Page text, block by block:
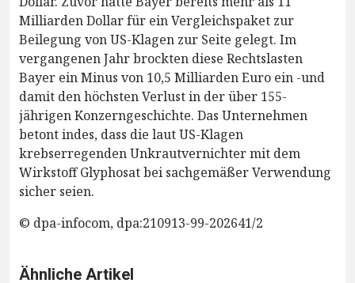
Milliarden Dollar für ein Vergleichspaket zur
Beilegung von US-Klagen zur Seite gelegt. Im
vergangenen Jahr brockten diese Rechtslasten
Bayer ein Minus von 10,5 Milliarden Euro ein -und
damit den höchsten Verlust in der über 155-
jährigen Konzerngeschichte. Das Unternehmen
betont indes, dass die laut US-Klagen
krebserregenden Unkrautvernichter mit dem
Wirkstoff Glyphosat bei sachgemäßer Verwendung
sicher seien.
© dpa-infocom, dpa:210913-99-202641/2
Ähnliche Artikel